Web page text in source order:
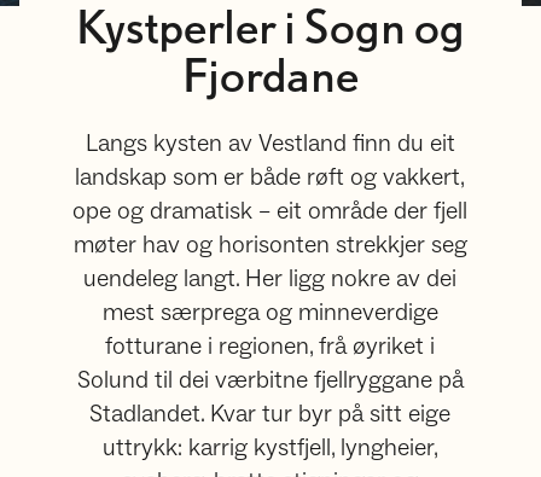
Kystperler i Sogn og
Fjordane
Langs kysten av Vestland finn du eit
landskap som er både røft og vakkert,
ope og dramatisk – eit område der fjell
møter hav og horisonten strekkjer seg
uendeleg langt. Her ligg nokre av dei
mest særprega og minneverdige
fotturane i regionen, frå øyriket i
Solund til dei værbitne fjellryggane på
Stadlandet. Kvar tur byr på sitt eige
uttrykk: karrig kystfjell, lyngheier,